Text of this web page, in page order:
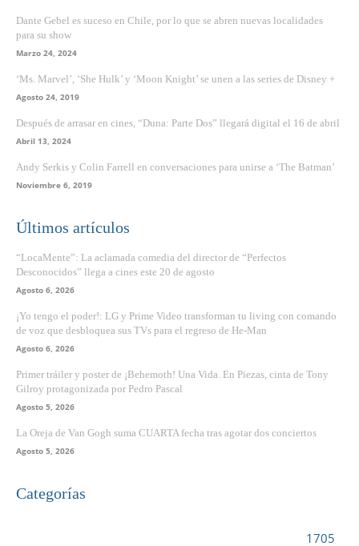
Dante Gebel es suceso en Chile, por lo que se abren nuevas localidades
para su show
Marzo 24, 2024
‘Ms. Marvel’, ‘She Hulk’ y ‘Moon Knight’ se unen a las series de Disney +
Agosto 24, 2019
Después de arrasar en cines, “Duna: Parte Dos” llegará digital el 16 de abril
Abril 13, 2024
Andy Serkis y Colin Farrell en conversaciones para unirse a ‘The Batman’
Noviembre 6, 2019
Últimos artículos
“LocaMente”: La aclamada comedia del director de “Perfectos
Desconocidos” llega a cines este 20 de agosto
Agosto 6, 2026
¡Yo tengo el poder!: LG y Prime Video transforman tu living con comando
de voz que desbloquea sus TVs para el regreso de He-Man
Agosto 6, 2026
Primer tráiler y poster de ¡Behemoth! Una Vida. En Piezas, cinta de Tony
Gilroy protagonizada por Pedro Pascal
Agosto 5, 2026
La Oreja de Van Gogh suma CUARTA fecha tras agotar dos conciertos
Agosto 5, 2026
Categorías
1705